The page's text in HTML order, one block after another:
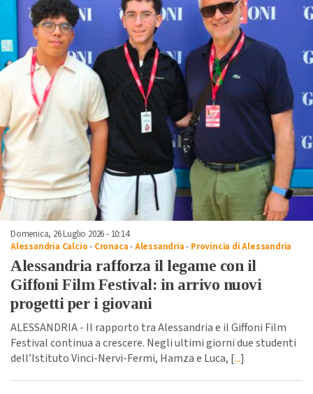
Domenica, 26 Luglio 2026 - 10:14
Alessandria Calcio- Cronaca-Alessandria- Provincia di Alessandria
Alessandria rafforza il legame con il
Giffoni Film Festival: in arrivo nuovi
progetti per i giovani
ALESSANDRIA - Il rapporto tra Alessandria e il Giffoni Film
Festival continua a crescere. Negli ultimi giorni due studenti
dell’Istituto Vinci-Nervi-Fermi, Hamza e Luca, [...]